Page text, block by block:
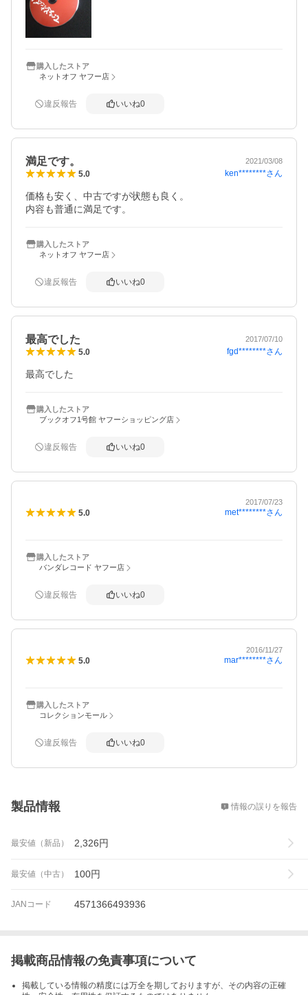
購入したストア
ネットオフ ヤフー店
違反報告 いいね0
満足です。 2021/03/08
5.0 ken********さん
価格も安く、中古ですが状態も良く。
内容も普通に満足です。
購入したストア
ネットオフ ヤフー店
違反報告 いいね0
最高でした 2017/07/10
5.0 fgd********さん
最高でした
購入したストア
ブックオフ1号館 ヤフーショッピング店
違反報告 いいね0
2017/07/23
5.0 met********さん
購入したストア
バンダレコード ヤフー店
違反報告 いいね0
2016/11/27
5.0 mar********さん
購入したストア
コレクションモール
違反報告 いいね0
製品情報 情報の誤りを報告
最安値（新品） 2,326円
最安値（中古） 100円
JANコード 4571366493936
掲載商品情報の免責事項について
掲載している情報の精度には万全を期しておりますが、その内容の正確